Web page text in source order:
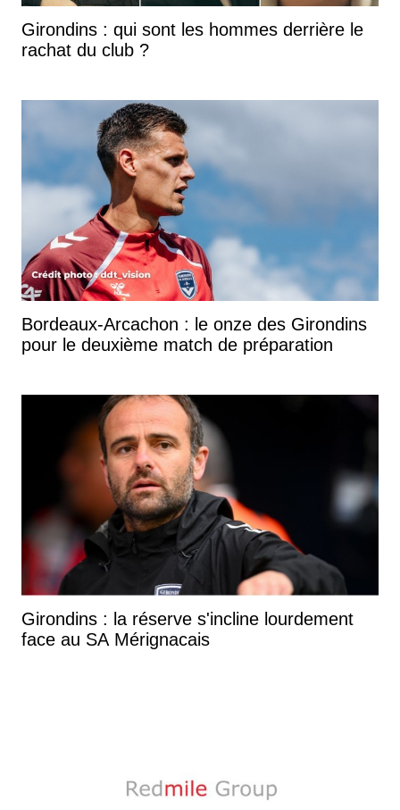
Girondins : qui sont les hommes derrière le
rachat du club ?
Bordeaux-Arcachon : le onze des Girondins
pour le deuxième match de préparation
Girondins : la réserve s'incline lourdement
face au SA Mérignacais